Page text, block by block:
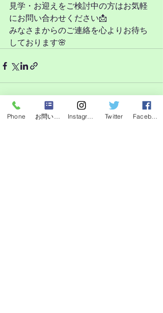
見学・お迎えをご検討中の方はお気軽
にお問い合わせください📩
みなさまからのご連絡を心よりお待ち
しております🌸
Phone Twitter